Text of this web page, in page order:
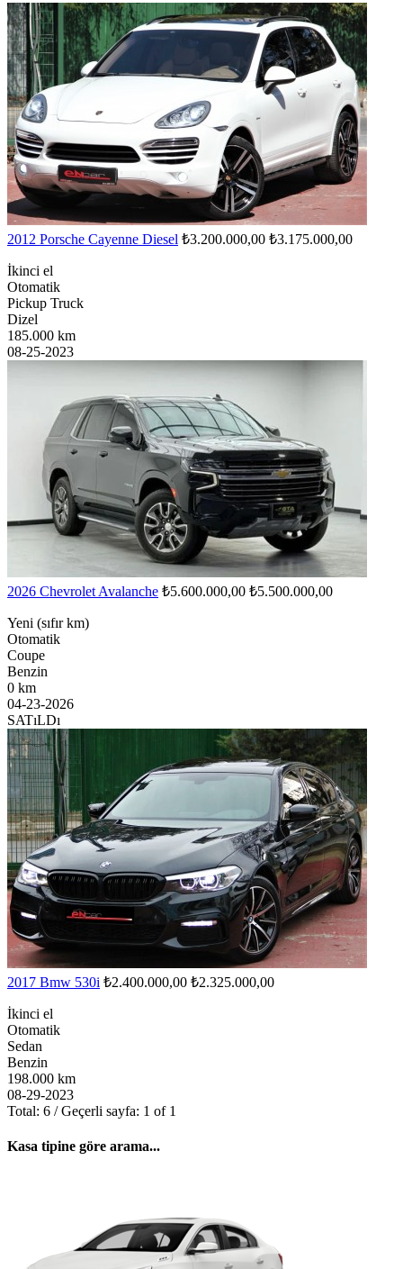
2012 Porsche Cayenne Diesel ₺3.200.000,00 ₺3.175.000,00
İkinci el
Otomatik
Pickup Truck
Dizel
185.000 km
08-25-2023
2026 Chevrolet Avalanche ₺5.600.000,00 ₺5.500.000,00
Yeni (sıfır km)
Otomatik
Coupe
Benzin
0 km
04-23-2026
SATıLDı
2017 Bmw 530i ₺2.400.000,00 ₺2.325.000,00
İkinci el
Otomatik
Sedan
Benzin
198.000 km
08-29-2023
Total: 6 / Geçerli sayfa: 1 of 1
Kasa tipine göre arama...